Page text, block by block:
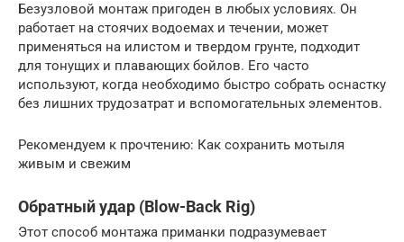
Безузловой монтаж пригоден в любых условиях. Он
работает на стоячих водоемах и течении, может
применяться на илистом и твердом грунте, подходит
для тонущих и плавающих бойлов. Его часто
используют, когда необходимо быстро собрать оснастку
без лишних трудозатрат и вспомогательных элементов.
Рекомендуем к прочтению: Как сохранить мотыля
живым и свежим
Обратный удар (Blow-Back Rig)
Этот способ монтажа приманки подразумевает